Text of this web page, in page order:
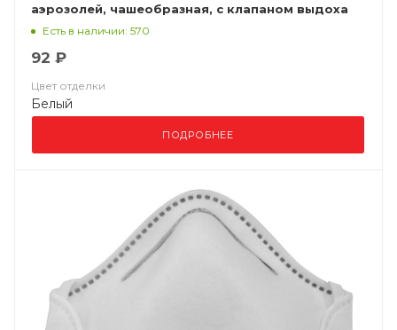
аэрозолей, чашеобразная, с клапаном выдоха
ВМ 8112 FFP1 NR D
Есть в наличии: 570
92 ₽
Цвет отделки
Белый
ПОДРОБНЕЕ